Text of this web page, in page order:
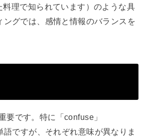
理で知られています）のような具
グでは、感情と情報のバランスを
要です。特に「confuse」
ですが、それぞれ意味が異なりま